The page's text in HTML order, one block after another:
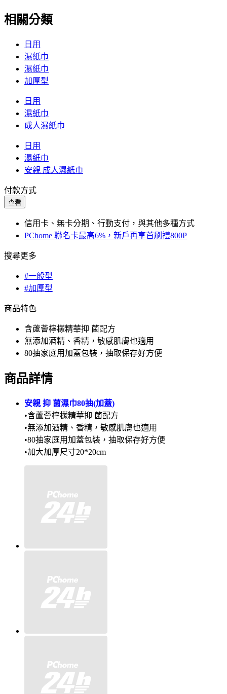
相關分類
日用
濕紙巾
濕紙巾
加厚型
日用
濕紙巾
成人濕紙巾
日用
濕紙巾
安親 成人濕紙巾
付款方式
查看
信用卡、無卡分期、行動支付，與其他多種方式
PChome 聯名卡最高6%，新戶再享首刷禮800P
搜尋更多
#一般型
#加厚型
商品特色
含蘆薈檸檬精華抑 菌配方
無添加酒精、香精，敏感肌膚也適用
80抽家庭用加蓋包裝，抽取保存好方便
商品詳情
安親 抑 菌濕巾80抽(加蓋)
•含蘆薈檸檬精華抑 菌配方
•無添加酒精、香精，敏感肌膚也適用
•80抽家庭用加蓋包裝，抽取保存好方便
•加大加厚尺寸20*20cm